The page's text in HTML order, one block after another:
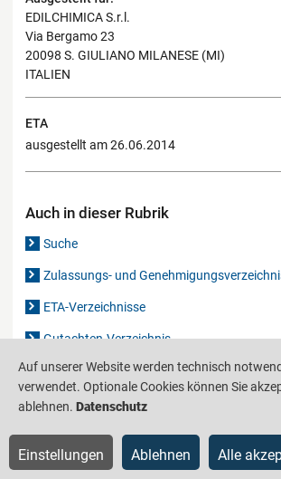
EDILCHIMICA S.r.l.
Via Bergamo 23
20098 S. GIULIANO MILANESE (MI)
ITALIEN
ETA
ausgestellt am 26.06.2014
Auch in dieser Rubrik
Suche
Zulassungs- und
ETA-Verzeichnisse
Gutachten-Verzeichnis
Produktinformationsstelle für das Bauwesen
Barrierefreiheit Datenschutz Impressum
Auf unserer Website werden technisch
verwendet. Optionale Cookies können Sie
ablehnen. Datenschutz
Einstellungen Ablehnen Alle